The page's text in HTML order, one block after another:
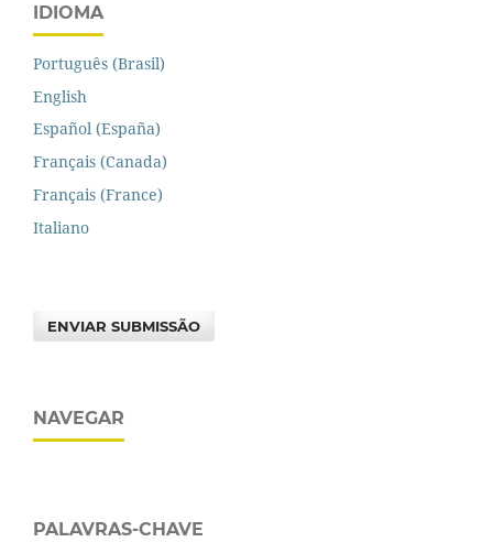
IDIOMA
Português (Brasil)
English
Español (España)
Français (Canada)
Français (France)
Italiano
ENVIAR SUBMISSÃO
NAVEGAR
PALAVRAS-CHAVE